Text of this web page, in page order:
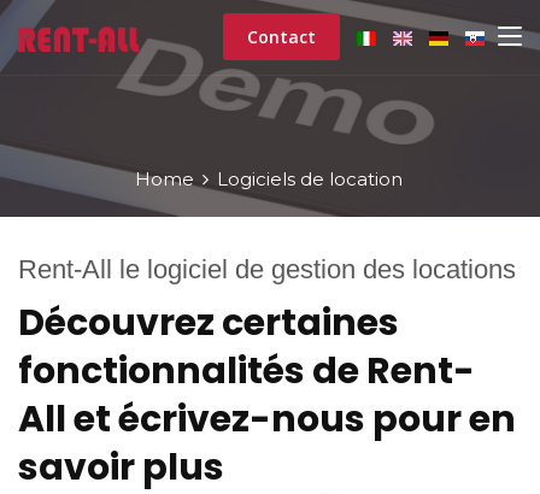
Contact
Home Logiciels de location
Rent-All le logiciel de gestion des locations
Découvrez certaines
fonctionnalités de Rent-
All et écrivez-nous pour en
savoir plus